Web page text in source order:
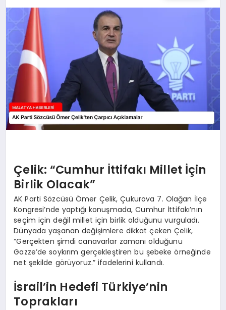
MAGAZIN
SAĞLIK
SIYASET
SPOR
Çelik: “Cumhur İttifakı Millet İçin
Birlik Olacak”
AK Parti Sözcüsü Ömer Çelik, Çukurova 7. Olağan İlçe
Kongresi’nde yaptığı konuşmada, Cumhur İttifakı’nın
seçim için değil millet için birlik olduğunu vurguladı.
Dünyada yaşanan değişimlere dikkat çeken Çelik,
“Gerçekten şimdi canavarlar zamanı olduğunu
Gazze’de soykırım gerçekleştiren bu şebeke örneğinde
net şekilde görüyoruz.” ifadelerini kullandı.
İsrail’in Hedefi Türkiye’nin
Toprakları